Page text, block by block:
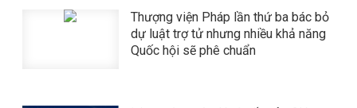
​​​​​​​Thượng viện Pháp lần thứ ba bác bỏ
dự luật trợ tử nhưng nhiều khả năng
Quốc hội sẽ phê chuẩn